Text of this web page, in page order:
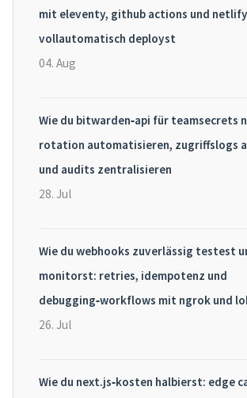
mit eleventy, github actions und netlify
vollautomatisch deployst
04. Aug
Wie du bitwarden‑api für teamsecrets
rotation automatisieren, zugriffslogs
und audits zentralisieren
28. Jul
Wie du webhooks zuverlässig testest
monitorst: retries, idempotenz und
debugging‑workflows mit ngrok und
26. Jul
Wie du next.js‑kosten halbierst: edge